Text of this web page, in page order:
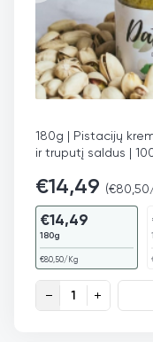
180g | Pistacijų
ir truputį saldus |
€14,49 (€80,50
€14,49
180g
€80,50/Kg
Pistacijų kremas,